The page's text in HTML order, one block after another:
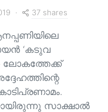
37 shares
‘കടുവ
ലോകത്തേക്ക്
സാക്ഷാൽ